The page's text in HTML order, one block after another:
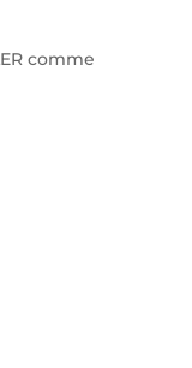
comme